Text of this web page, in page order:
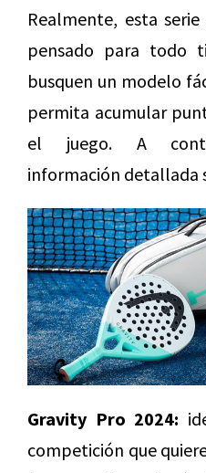
Realmente, esta
pensado para todo
busquen un modelo
permita acumular
el juego. A
información detallada
Gravity Pro 2024:
competición que